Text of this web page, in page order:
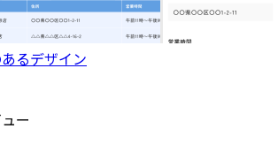
るデザイン
ー